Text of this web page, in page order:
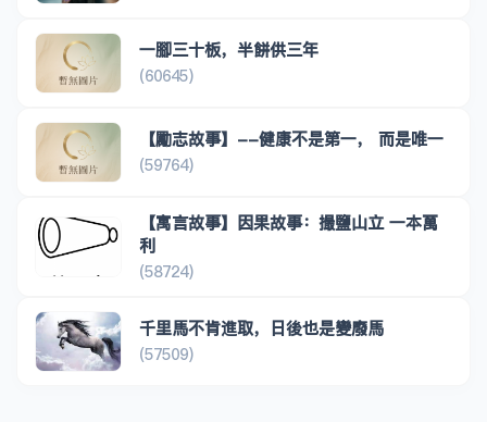
一腳三十板，半餅供三年
(60645)
【勵志故事】--健康不是第一， 而是唯一
(59764)
【寓言故事】因果故事：撮鹽山立 一本萬
利
(58724)
千里馬不肯進取，日後也是變廢馬
(57509)